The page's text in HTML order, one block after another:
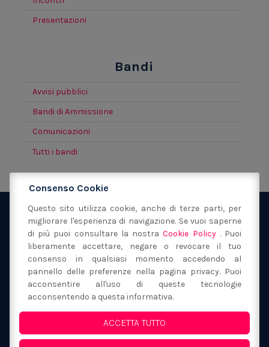
Presentazioni
Bandi
Avvisi pubblici
Bandi di Ammissione
Comunicazioni
Tutti i bandi
Fondazione San Filippo Neri Modena
via Sant'Orsola
40 41121 Modena
(MO)
059 217149
segreteria@fondazionesanfilipponeri.it C.F.
80017130362
Privacy Policy e Cookie
Whistleblowing
Consenso Cookie
Questo sito utilizza cookie, anche di terze parti, per
migliorare l'esperienza di navigazione. Se vuoi saperne
di più puoi consultare la nostraCookie Policy . Puoi
liberamente accettare, negare o revocare il tuo
consenso in qualsiasi momento accedendo al
pannello delle preferenze nella pagina privacy. Puoi
acconsentire all'uso di queste tecnologie
acconsentendo a questa informativa.
ACCETTA TUTTO